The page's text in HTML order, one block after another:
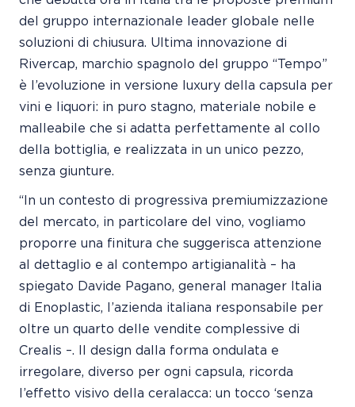
del gruppo internazionale leader globale nelle
soluzioni di chiusura. Ultima innovazione di
Rivercap, marchio spagnolo del gruppo “Tempo”
è l’evoluzione in versione luxury della capsula per
vini e liquori: in puro stagno, materiale nobile e
malleabile che si adatta perfettamente al collo
della bottiglia, e realizzata in un unico pezzo,
senza giunture.
“In un contesto di progressiva premiumizzazione
del mercato, in particolare del vino, vogliamo
proporre una finitura che suggerisca attenzione
al dettaglio e al contempo artigianalità – ha
spiegato Davide Pagano, general manager Italia
di Enoplastic, l’azienda italiana responsabile per
oltre un quarto delle vendite complessive di
Crealis –. Il design dalla forma ondulata e
irregolare, diverso per ogni capsula, ricorda
l’effetto visivo della ceralacca: un tocco ‘senza